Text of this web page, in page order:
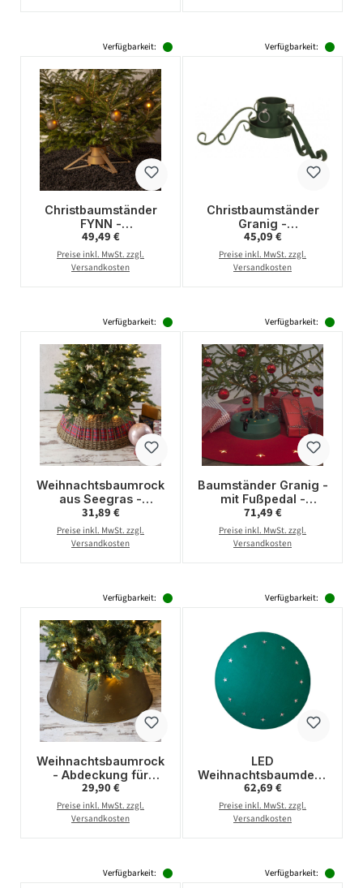
Verfügbarkeit:
Christbaumständer
FYNN -
Stammdurchmesser
3,5-8,5cm - Höhe bis
2,6m - Wassertank 0,9
Regulärer Preis:
49,49 €
Preise inkl. MwSt. zzgl.
Versandkosten
Verfügbarkeit:
Christbaumständer
Granig -
Stammdurchmesser
3-9cm - Baumhöhe bis
2m - Wassertank 0,5L
Regulärer Preis:
45,09 €
Preise inkl. MwSt. zzgl.
Versandkosten
Verfügbarkeit:
Weihnachtsbaumrock
aus Seegras -
Abdeckung für
Baumständer - D:
57cm - 3-teilig- natur,
Regulärer Preis:
31,89 €
Preise inkl. MwSt. zzgl.
Versandkosten
Verfügbarkeit:
Baumständer Granig -
mit Fußpedal -
Stammdurchmesser
3-11cm - Baumhöhe
bis 2,2m - Wassertank
Regulärer Preis:
71,49 €
Preise inkl. MwSt. zzgl.
Versandkosten
Verfügbarkeit:
Weihnachtsbaumrock
- Abdeckung für
Baumständer - Metall
- D: 57cm - 2-teilig -
gold
Regulärer Preis:
29,90 €
Preise inkl. MwSt. zzgl.
Versandkosten
Verfügbarkeit:
LED
Weihnachtsbaumdeck
e - Baumteppich - Filz
- 12 warmweiße LED -
D: 100cm - für Innen -
Regulärer Preis:
62,69 €
Preise inkl. MwSt. zzgl.
Versandkosten
Verfügbarkeit: Verfügbarkeit: